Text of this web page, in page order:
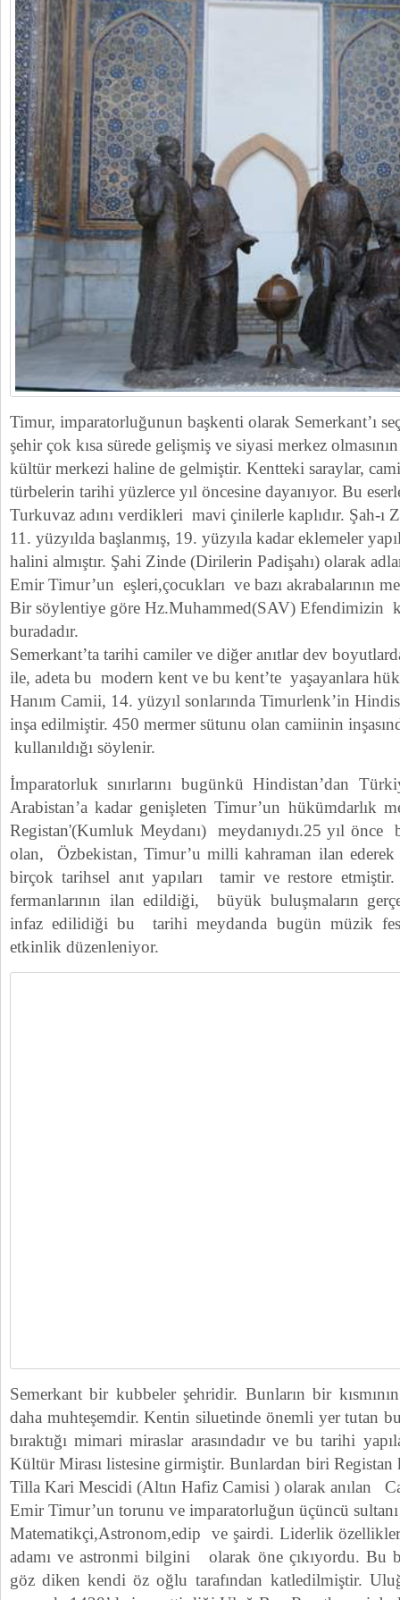
Timur, imparatorluğunun başkenti olarak Semerkant’ı
şehir çok kısa sürede gelişmiş ve siyasi merkez
kültür merkezi haline de gelmiştir. Kentteki saraylar,
türbelerin tarihi yüzlerce yıl öncesine dayanıyor. Bu
Turkuvaz adını verdikleri mavi çinilerle kaplıdır. Şah-ı
11. yüzyılda başlanmış, 19. yüzyıla kadar eklemeler
halini almıştır. Şahi Zinde (Dirilerin Padişahı) olarak
Emir Timur’un eşleri,çocukları ve bazı akrabalarının
Bir söylentiye göre Hz.Muhammed(SAV) Efendimizin
buradadır.
Semerkant’ta tarihi camiler ve diğer anıtlar dev
ile, adeta bu modern kent ve bu kent’te yaşayanlara
Hanım Camii, 14. yüzyıl sonlarında Timurlenk’in
inşa edilmiştir. 450 mermer sütunu olan camiinin
kullanıldığı söylenir.
İmparatorluk sınırlarını bugünkü Hindistan’dan
Arabistan’a kadar genişleten Timur’un hükümdarlık
Registan'(Kumluk Meydanı) meydanıydı.25 yıl önce
olan, Özbekistan, Timur’u milli kahraman ilan
birçok tarihsel anıt yapıları tamir ve restore
fermanlarının ilan edildiği, büyük buluşmaların
infaz edilidiği bu tarihi meydanda bugün müzik
etkinlik düzenleniyor.
Semerkant bir kubbeler şehridir. Bunların bir
daha muhteşemdir. Kentin siluetinde önemli yer tutan
bıraktığı mimari miraslar arasındadır ve bu tarihi
Kültür Mirası listesine girmiştir. Bunlardan biri
Tilla Kari Mescidi (Altın Hafiz Camisi ) olarak anılan
Emir Timur’un torunu ve imparatorluğun üçüncü
Matematikçi,Astronom,edip ve şairdi. Liderlik
adamı ve astronmi bilgini olarak öne çıkıyordu. Bu
göz diken kendi öz oğlu tarafından katledilmiştir. Uluğ